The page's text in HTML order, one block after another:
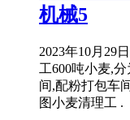
机械5
2023年10月29
工600吨小麦,
间,配粉打包车
图小麦清理工 .